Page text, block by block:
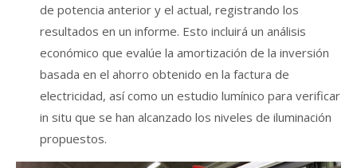
de potencia anterior y el actual, registrando los
resultados en un informe. Esto incluirá un análisis
económico que evalúe la amortización de la inversión
basada en el ahorro obtenido en la factura de
electricidad, así como un estudio lumínico para verificar
in situ que se han alcanzado los niveles de iluminación
propuestos.